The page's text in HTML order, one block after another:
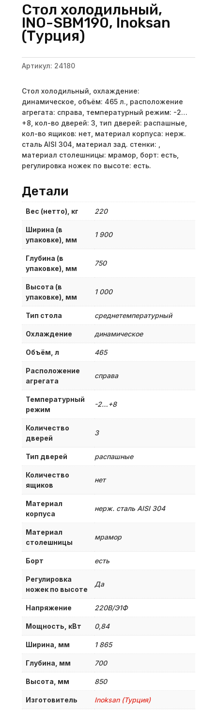
Стол холодильный,
INO-SBM190, Inoksan
(Турция)
Артикул: 24180
Стол холодильный, охлаждение:
динамическое, объём: 465 л., расположение
агрегата: справа, температурный режим: -2…
+8, кол-во дверей: 3, тип дверей: распашные,
кол-во ящиков: нет, материал корпуса: нерж.
сталь AISI 304, материал зад. стенки: ,
материал столешницы: мрамор, борт: есть,
регулировка ножек по высоте: есть.
Детали
Вес (нетто), кг 220
Ширина (в
упаковке), мм
1 900
Глубина (в
упаковке), мм
750
Высота (в
упаковке), мм
1 000
Тип стола среднетемпературный
Охлаждение динамическое
Объём, л 465
Расположение
агрегата
справа
Температурный
режим
-2…+8
Количество
дверей
3
Тип дверей распашные
Количество
ящиков
нет
Материал
корпуса
нерж. сталь AISI 304
Материал
столешницы
мрамор
Борт есть
Регулировка
ножек по высоте
Да
Напряжение 220В/Э1Ф
Мощность, кВт 0,84
Ширина, мм 1 865
Глубина, мм 700
Высота, мм 850
Изготовитель Inoksan (Турция)